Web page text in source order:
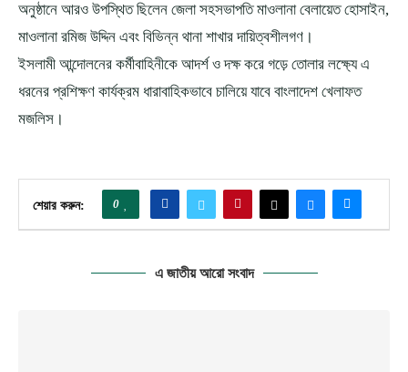
অনুষ্ঠানে আরও উপস্থিত ছিলেন জেলা সহসভাপতি মাওলানা বেলায়েত হোসাইন,
মাওলানা রমিজ উদ্দিন এবং বিভিন্ন থানা শাখার দায়িত্বশীলগণ।
ইসলামী আন্দোলনের কর্মীবাহিনীকে আদর্শ ও দক্ষ করে গড়ে তোলার লক্ষ্যে এ
ধরনের প্রশিক্ষণ কার্যক্রম ধারাবাহিকভাবে চালিয়ে যাবে বাংলাদেশ খেলাফত
মজলিস।
শেয়ার করুন: 0
এ জাতীয় আরো সংবাদ